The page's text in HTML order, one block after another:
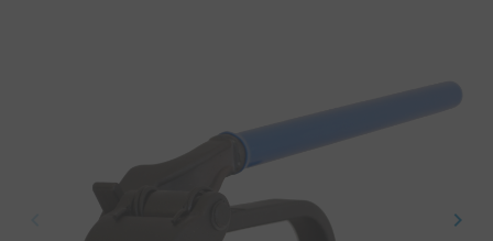
Précédent keyboard_arrow_right